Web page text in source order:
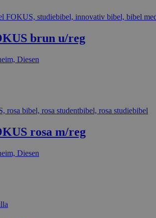
brun u/reg
Diesen
rosa m/reg
Diesen